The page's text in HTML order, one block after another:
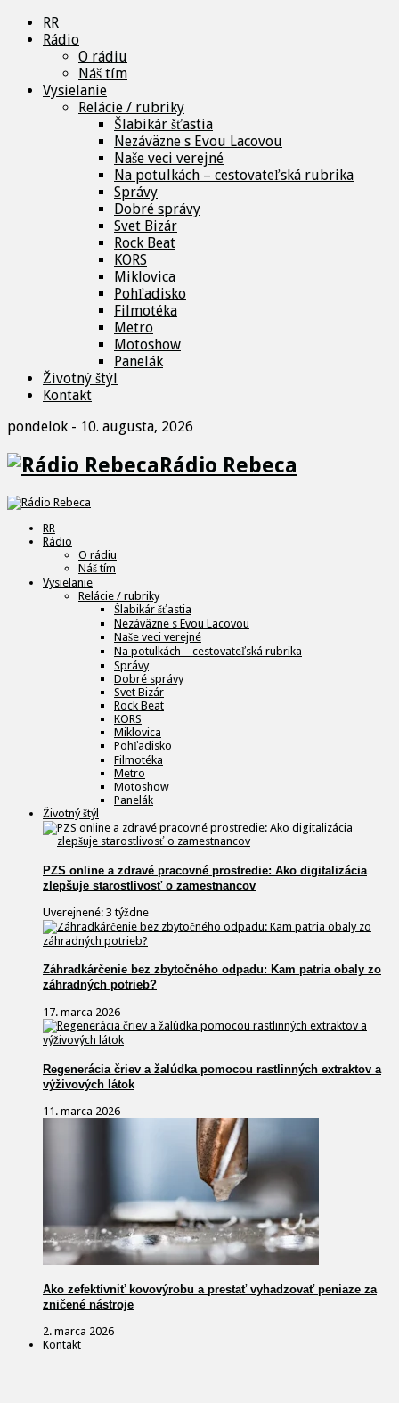
RR
Rádio
O rádiu
Náš tím
Vysielanie
Relácie / rubriky
Šlabikár šťastia
Nezáväzne s Evou Lacovou
Naše veci verejné
Na potulkách – cestovateľská rubrika
Správy
Dobré správy
Svet Bizár
Rock Beat
KORS
Miklovica
Pohľadisko
Filmotéka
Metro
Motoshow
Panelák
Životný štýl
Kontakt
pondelok - 10. augusta, 2026
Rádio Rebeca
RR
Rádio
O rádiu
Náš tím
Vysielanie
Relácie / rubriky
Šlabikár šťastia
Nezáväzne s Evou Lacovou
Naše veci verejné
Na potulkách – cestovateľská rubrika
Správy
Dobré správy
Svet Bizár
Rock Beat
KORS
Miklovica
Pohľadisko
Filmotéka
Metro
Motoshow
Panelák
Životný štýl
PZS online a zdravé pracovné prostredie: Ako digitalizácia
zlepšuje starostlivosť o zamestnancov
Uverejnené: 3 týždne
Záhradkárčenie bez zbytočného odpadu: Kam patria obaly zo
záhradných potrieb?
17. marca 2026
Regenerácia čriev a žalúdka pomocou rastlinných extraktov a
výživových látok
11. marca 2026
Ako zefektívniť kovovýrobu a prestať vyhadzovať peniaze za
zničené nástroje
2. marca 2026
Kontakt